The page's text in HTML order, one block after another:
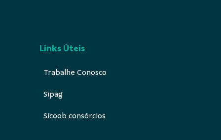
Links Úteis
Trabalhe Conosco
Sipag
Sicoob consórcios